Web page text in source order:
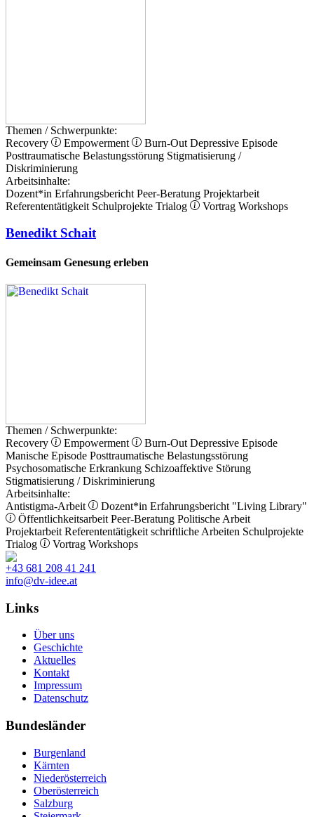
Themen / Schwerpunkte:
Recovery
Empowerment Burn-Out Depressive Episode
Posttraumatische Belastungsstörung Stigmatisierung /
Diskriminierung
Arbeitsinhalte:
Dozent*in Erfahrungsbericht Peer-Beratung Projektarbeit
Referententätigkeit Schulprojekte Trialog Vortrag Workshops
Benedikt Schait
Gemeinsam Genesung erleben
Themen / Schwerpunkte:
Recovery
Empowerment Burn-Out Depressive Episode
Manische Episode Posttraumatische Belastungsstörung
Psychosomatische Erkrankung Schizoaffektive Störung
Stigmatisierung / Diskriminierung
Arbeitsinhalte:
Antistigma-Arbeit
Dozent*in Erfahrungsbericht "Living Library"
Öffentlichkeitsarbeit Peer-Beratung Politische Arbeit
Projektarbeit Referententätigkeit schriftliche Arbeiten Schulprojekte
Trialog
Vortrag Workshops
+43 681 208 41 241
info@dv-idee.at
Links
Über uns
Geschichte
Aktuelles
Kontakt
Impressum
Datenschutz
Bundesländer
Burgenland
Kärnten
Niederösterreich
Oberösterreich
Salzburg